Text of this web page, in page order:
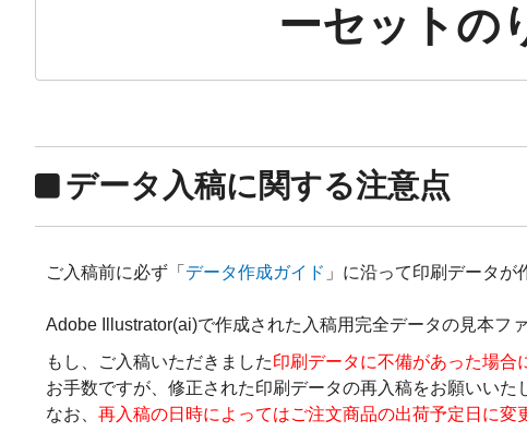
ーセットの
データ入稿に関する注意点
ご入稿前に必ず「 データ作成ガイド 」に沿って印刷データが
Adobe Illustrator(ai)で作成された入稿用完全データの見本フ
もし、ご入稿いただきました印刷データに不備があった場合
お手数ですが、修正された印刷データの再入稿をお願いいた
なお、 再入稿の日時によってはご注文商品の出荷予定日に変